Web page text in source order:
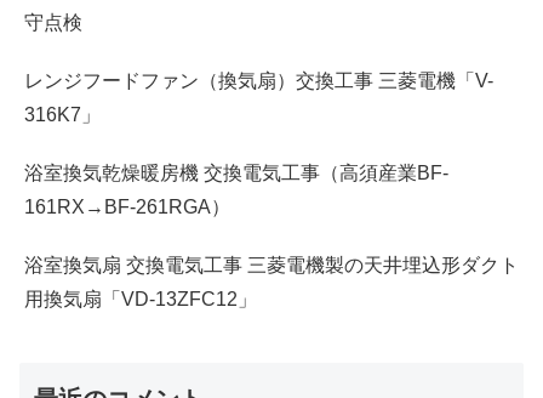
守点検
レンジフードファン（換気扇）交換工事 三菱電機「V-
316K7」
浴室換気乾燥暖房機 交換電気工事（高須産業BF-
161RX→BF-261RGA）
浴室換気扇 交換電気工事 三菱電機製の天井埋込形ダクト
用換気扇「VD-13ZFC12」